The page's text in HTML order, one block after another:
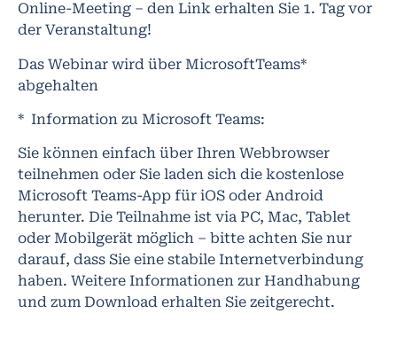
Online-Meeting – den Link erhalten Sie 1. Tag vor
der Veranstaltung!
Das Webinar wird über MicrosoftTeams*
abgehalten
* Information zu Microsoft Teams:
Sie können einfach über Ihren Webbrowser
teilnehmen oder Sie laden sich die kostenlose
Microsoft Teams-App für iOS oder Android
herunter. Die Teilnahme ist via PC, Mac, Tablet
oder Mobilgerät möglich – bitte achten Sie nur
darauf, dass Sie eine stabile Internetverbindung
haben. Weitere Informationen zur Handhabung
und zum Download erhalten Sie zeitgerecht.